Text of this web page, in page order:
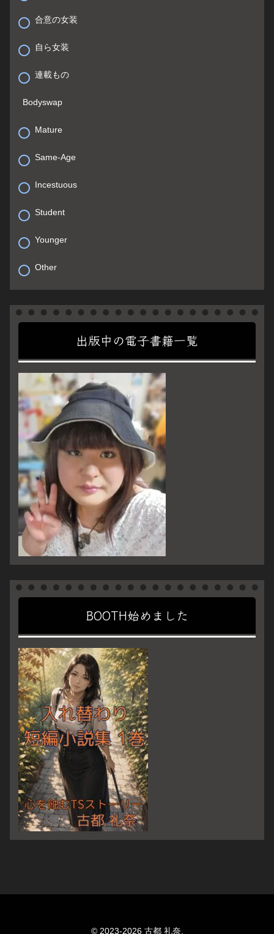
合意の女装
自ら女装
連載もの
Bodyswap
Mature
Same-Age
Incestuous
Student
Younger
Other
出版中の電子書籍一覧
BOOTH始めました
© 2023-2026 古都 礼奈.